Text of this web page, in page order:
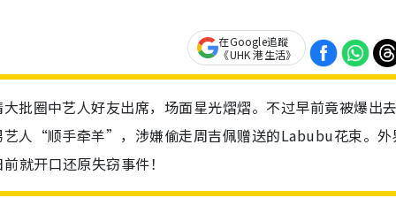
在Google追蹤
《UHK 港生活》
批圈中艺人好友出席，场面星光熠熠。不过早前竟被爆出
艺人“顺手牵羊”，涉嫌偷走周吉佩赠送的Labubu花束。外
就开口还原失窃事件！